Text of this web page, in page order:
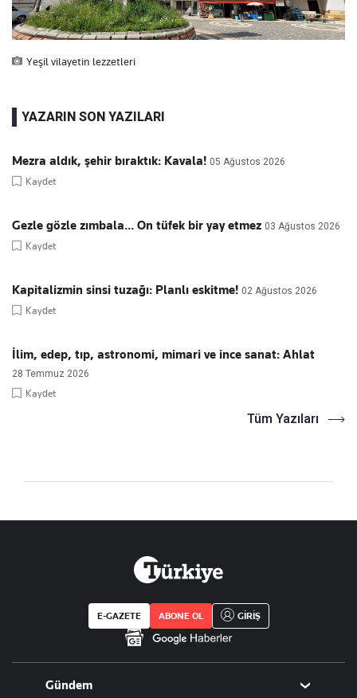
Yeşil vilayetin lezzetleri
YAZARIN SON YAZILARI
Mezra aldık, şehir bıraktık: Kavala! 05 Ağustos 2026
Kaydet
Gezle gözle zımbala... On tüfek bir yay etmez 03 Ağustos 2026
Kaydet
Kapitalizmin sinsi tuzağı: Planlı eskitme! 02 Ağustos 2026
Kaydet
İlim, edep, tıp, astronomi, mimari ve ince sanat: Ahlat
28 Temmuz 2026
Kaydet
Tüm Yazıları
E-GAZETE ABONE OL GİRİŞ
Gündem